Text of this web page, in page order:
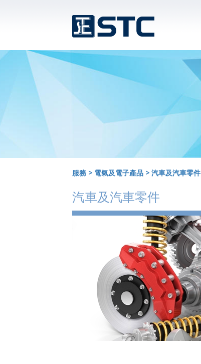
服務 > 電氣及電子產品 > 汽車及汽車零件
汽車及汽車零件